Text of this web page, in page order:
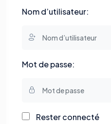
Nom d’utilisateur:
Mot de passe:
Rester connecté